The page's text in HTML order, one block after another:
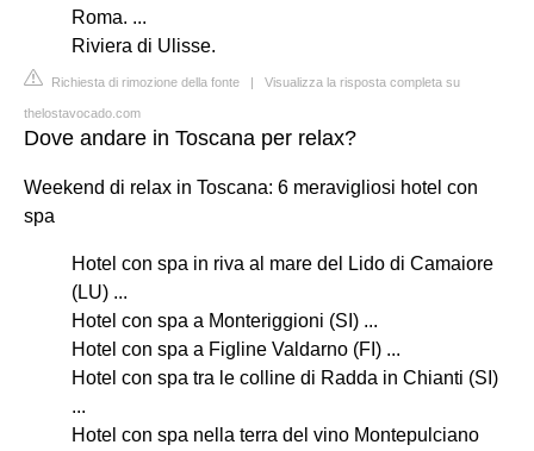
Roma. ...
Riviera di Ulisse.
Richiesta di rimozione della fonte | Visualizza la risposta completa su
thelostavocado.com
Dove andare in Toscana per relax?
Weekend di relax in Toscana: 6 meravigliosi hotel con
spa
Hotel con spa in riva al mare del Lido di Camaiore
(LU) ...
Hotel con spa a Monteriggioni (SI) ...
Hotel con spa a Figline Valdarno (FI) ...
Hotel con spa tra le colline di Radda in Chianti (SI)
...
Hotel con spa nella terra del vino Montepulciano